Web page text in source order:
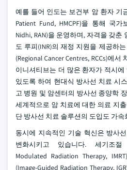
예를 들어 인도는 보건부 암 환자 기
Patient Fund, HMCPF)을 통해 국가
Nidhi, RAN)을 운영하며, 자격을 갖춘
도 루피(INR)의 재정 지원을 제공하
(Regional Cancer Centres, RCCs)에
이니셔티브는 더 많은 환자가 적시
있도록 하여 현대식 방사선 치료 시
고 병원 및 암센터의 방사선 종양학
세계적으로 암 치료에 대한 의료 지
단 방사선 치료 솔루션의 도입도 가
동시에 지속적인 기술 혁신은 방사
변화시키고 있습니다. 세기조
Modulated Radiation Therapy,
(Image-Guided Radiation Therapy,